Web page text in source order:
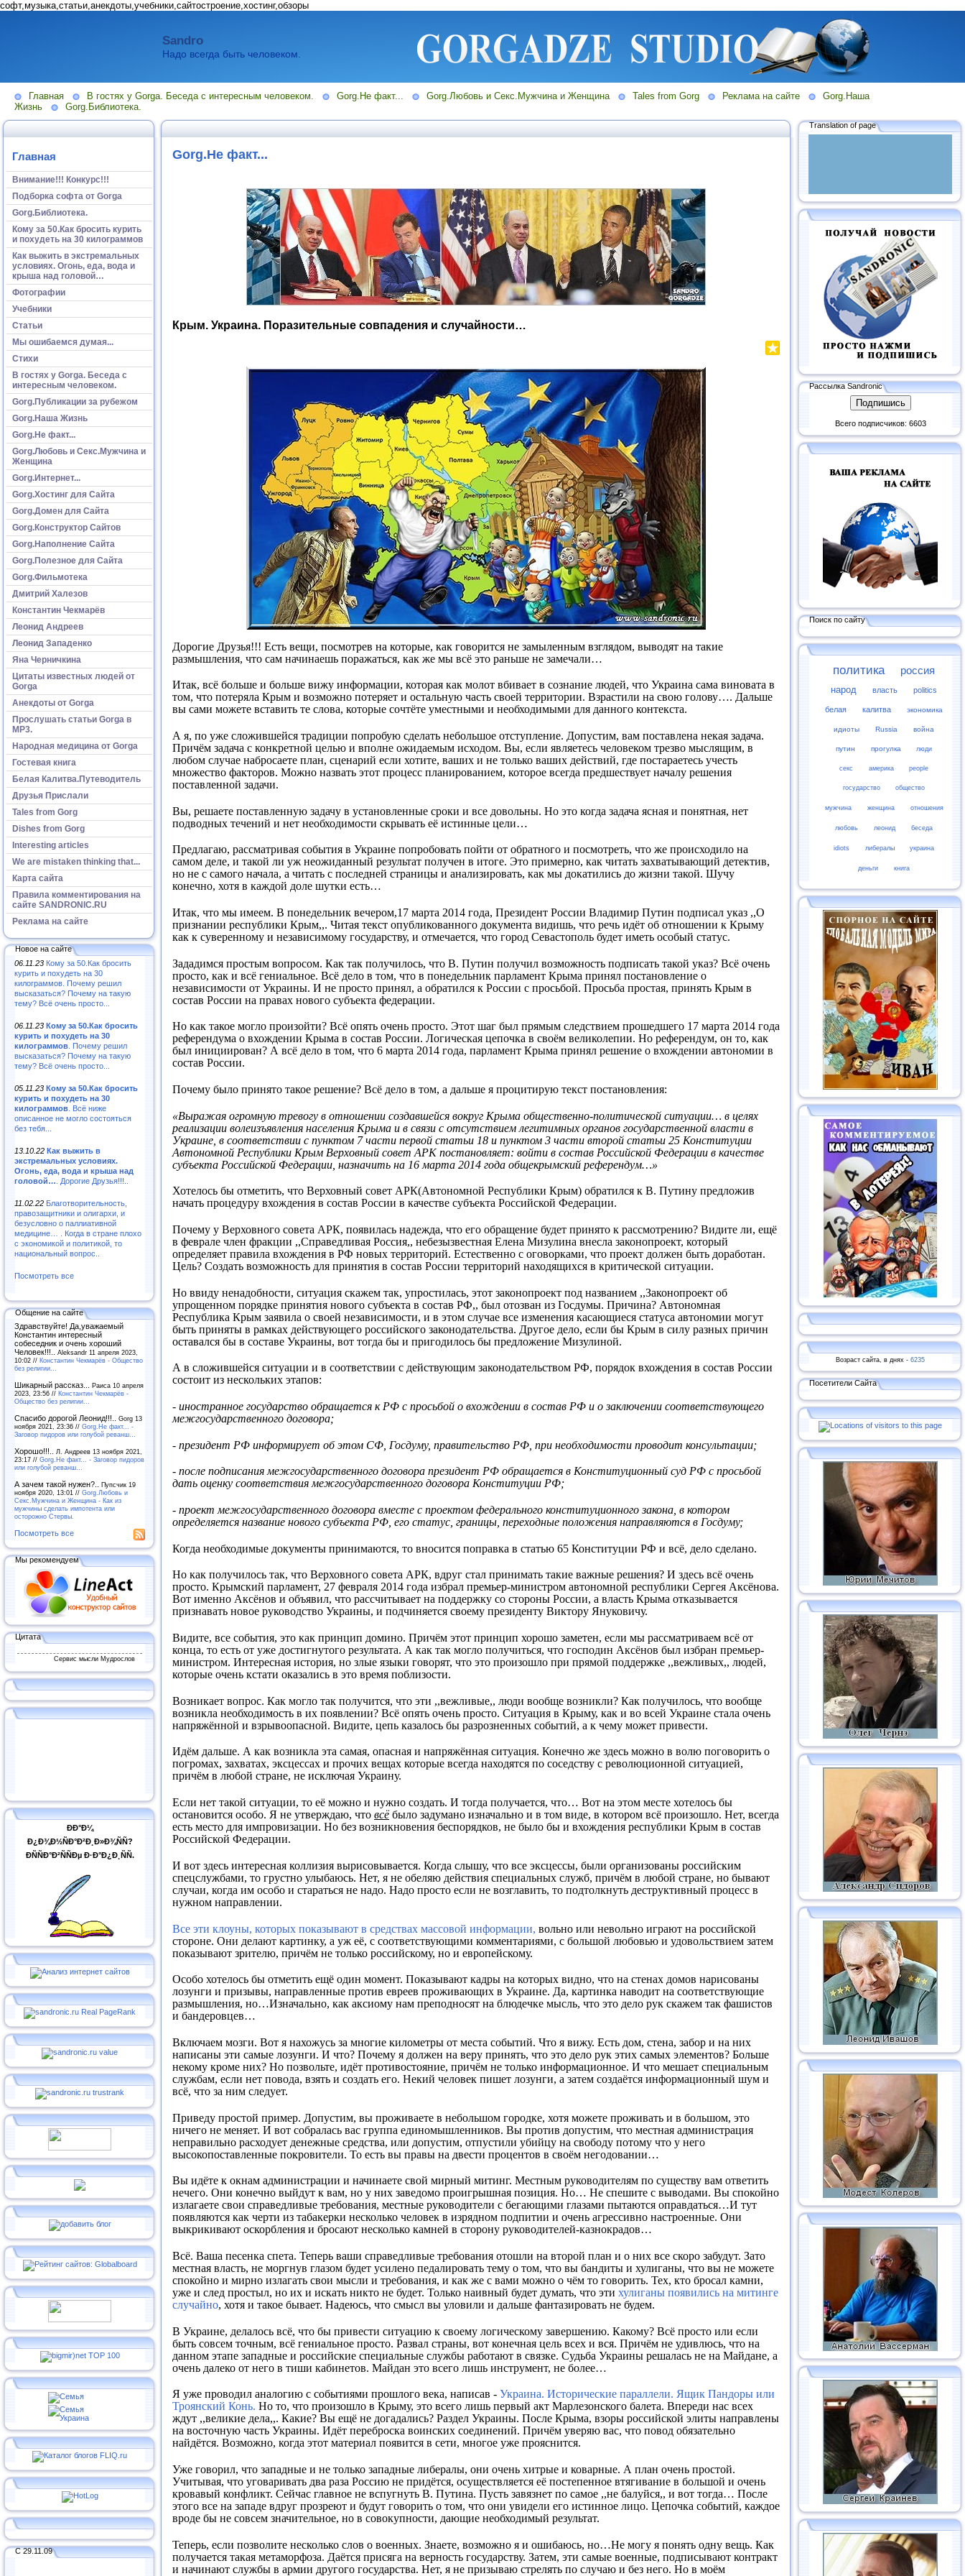
софт,музыка,статьи,анекдоты,учебники,сайтостроение,хостинг,обзоры
Sandro
Надо всегда быть человеком.
Главная В гостях у Gorga. Беседа с интересным человеком. Gorg.Не факт... Gorg.Любовь и Секс.Мужчина и Женщина Tales from Gorg Реклама на сайте
Gorg.Наша
Жизнь
Gorg.Библиотека.
Главная
Внимание!!! Конкурс!!!
Подборка софта от Gorga
Gorg.Библиотека.
Кому за 50.Как бросить курить
и похудеть на 30 килограммов
Как выжить в экстремальных
условиях. Огонь, еда, вода и
крыша над головой…
Фотографии
Учебники
Статьи
Мы ошибаемся думая...
Стихи
В гостях у Gorga. Беседа с
интересным человеком.
Gorg.Публикации за рубежом
Gorg.Наша Жизнь
Gorg.Не факт...
Gorg.Любовь и Секс.Мужчина и
Женщина
Gorg.Интернет...
Gorg.Хостинг для Сайта
Gorg.Домен для Сайта
Gorg.Конструктор Сайтов
Gorg.Наполнение Сайта
Gorg.Полезное для Сайта
Gorg.Фильмотека
Дмитрий Халезов
Константин Чекмарёв
Леонид Андреев
Леонид Западенко
Яна Черничкина
Цитаты известных людей от
Gorga
Анекдоты от Gorga
Прослушать статьи Gorga в
МР3.
Народная медицина от Gorga
Гостевая книга
Белая Калитва.Путеводитель
Друзья Прислали
Tales from Gorg
Dishes from Gorg
Interesting articles
We are mistaken thinking that...
Карта сайта
Правила комментирования на
сайте SANDRONIC.RU
Реклама на сайте
Новое на сайте
06.11.23 Кому за 50.Как бросить
курить и похудеть на 30
килограммов. Почему решил
высказаться? Почему на такую
тему? Всё очень просто...
06.11.23 Кому за 50.Как бросить
курить и похудеть на 30
килограммов . Почему решил
высказаться? Почему на такую
тему? Всё очень просто...
05.11.23 Кому за 50.Как бросить
курить и похудеть на 30
килограммов . Всё ниже
описанное не могло состояться
без тебя...
13.10.22 Как выжить в
экстремальных условиях.
Огонь, еда, вода и крыша над
головой… . Дорогие Друзья!!!..
11.02.22 Благотворительность,
правозащитники и олигархи, и
безусловно о паллиативной
медицине… . Когда в стране плохо
с экономикой и политикой, то
национальный вопрос..
Посмотреть все
Общение на сайте
Здравствуйте! Да,уважаемый
Константин интересный
собеседник и очень хороший
Человек!!!.. Aleksandr 11 апреля 2023,
10:02 // Константин Чекмарёв - Общество
без религии...
Шикарный рассказ... Раиса 10 апреля
2023, 23:56 // Константин Чекмарёв -
Общество без религии...
Спасибо дорогой Леонид!!!.. Gorg 13
ноября 2021, 23:36 // Gorg.Не факт... -
Заговор пидоров или голубой реванш…
Хорошо!!!..
Л. Андреев 13 ноября 2021,
23:17 // Gorg.Не факт... - Заговор пидоров
или голубой реванш…
А зачем такой нужен?.. Пупсчик 19
ноября 2020, 13:01 // Gorg.Любовь и
Секс.Мужчина и Женщина - Как из
мужчины сделать импотента или
осторожно Стервы.
Посмотреть все
Мы рекомендуем
Цитата
Сервис мысли Мудрослов
ÐÐ°Ð¼
Ð¿Ð¾Ð½ÑÐ°Ð²Ð¸Ð»Ð¾ÑÑ?
ÐÑÑÐ°Ð²ÑÑÐµ Ð·Ð°Ð¿Ð¸ÑÑ.
С 29.11.09
Gorg.Не факт...
Крым. Украина. Поразительные совпадения и случайности…
Дорогие Друзья!!! Есть вещи, посмотрев на которые, как говорится не замыленным взглядом, выводят на такие
размышления, что сам начинаешь поражаться, как же мы всё это раньше не замечали…
Итак, всё больше и больше вижу информации, которая как молот вбивает в сознание людей, что Украина сама виновата в
том, что потеряла Крым и возможно потеряет и остальную часть своей территории. Взрастили на свою голову…. Дальше
вы сами можете вставить те слова, которые сочтёте уместными и необходимыми для данного контекста.
А я, по уже сложившейся традиции попробую сделать небольшое отступление. Допустим, вам поставлена некая задача.
Причём задача с конкретной целью и вполне ожидаемым исходом. Вы, если являетесь человеком трезво мыслящим, в
любом случае набросаете план, сценарий если хотите, ваших и не только ваших действий, где постараетесь учесть
множество факторов. Можно назвать этот процесс планированием, которое всегда предшествует началу решения
поставленной задачи.
Вы, решаете поставленную задачу в установленные сроки и все довольны. Но это когда задача ясная и понятная, нет
подводных течений и нет необходимости скрывать её истинные цели…
Предлагаю, рассматривая события в Украине попробовать пойти от обратного и посмотреть, что же происходило на
самом деле, и такой ли уж неожиданный результат получен в итоге. Это примерно, как читать захватывающий детектив,
но не с самого начала, а читать с последней страницы и анализировать, как мы докатились до жизни такой. Шучу
конечно, хотя в каждой доле шутки есть…
Итак, что мы имеем. В понедельник вечером,17 марта 2014 года, Президент России Владимир Путин подписал указ ,,О
признании республики Крым,,. Читая текст опубликованного документа видишь, что речь идёт об отношении к Крыму
как к суверенному и независимому государству, и отмечается, что город Севастополь будет иметь особый статус.
Зададимся простым вопросом. Как так получилось, что В. Путин получил возможность подписать такой указ? Всё очень
просто, как и всё гениальное. Всё дело в том, что в понедельник парламент Крыма принял постановление о
независимости от Украины. И не просто принял, а обратился к России с просьбой. Просьба простая, принять Крым в
состав России на правах нового субъекта федерации.
Но как такое могло произойти? Всё опять очень просто. Этот шаг был прямым следствием прошедшего 17 марта 2014 года
референдума о вхождении Крыма в состав России. Логическая цепочка в своём великолепии. Но референдум, он то, как
был инициирован? А всё дело в том, что 6 марта 2014 года, парламент Крыма принял решение о вхождении автономии в
состав России.
Почему было принято такое решение? Всё дело в том, а дальше я процитирую текст постановления:
«Выражая огромную тревогу в отношении создавшейся вокруг Крыма общественно-политической ситуации… в целях
реализации волеизъявления населения Крыма и в связи с отсутствием легитимных органов государственной власти в
Украине, в соответствии с пунктом 7 части первой статьи 18 и пунктом 3 части второй статьи 25 Конституции
Автономной Республики Крым Верховный совет АРК постановляет: войти в состав Российской Федерации в качестве
субъекта Российской Федерации, назначить на 16 марта 2014 года общекрымский референдум…»
Хотелось бы отметить, что Верховный совет АРК(Автономной Республики Крым) обратился к В. Путину предложив
начать процедуру вхождения в состав России в качестве субъекта Российской Федерации.
Почему у Верховного совета АРК, появилась надежда, что его обращение будет принято к рассмотрению? Видите ли, ещё
в феврале член фракции ,,Справедливая Россия,, небезызвестная Елена Мизулина внесла законопроект, который
определяет правила вхождения в РФ новых территорий. Естественно с оговорками, что проект должен быть доработан.
Цель? Создать возможность для принятия в состав России территорий находящихся в критической ситуации.
Но ввиду ненадобности, ситуация скажем так, упростилась, этот законопроект под названием ,,Законопроект об
упрощенном порядке принятия нового субъекта в состав РФ,, был отозван из Госдумы. Причина? Автономная
Республика Крым заявила о своей независимости, и в этом случае все изменения касающиеся статуса автономии могут
быть приняты в рамках действующего российского законодательства. Другое дело, если бы Крым в силу разных причин
оставался бы в составе Украины, вот тогда бы и пригодилось бы предложение Мизулиной.
А в сложившейся ситуации и в соответствии с действующим законодательством РФ, порядок вхождения в состав России
состоит из нескольких этапов:
- иностранное государство обращается к РФ с просьбой о вхождении в состав РФ и о заключении соответствующего
межгосударственного договора;
- президент РФ информирует об этом СФ, Госдуму, правительство РФ, при необходимости проводит консультации;
- после подписания межгосударственного договора президент РФ обращается в Конституционный суд РФ с просьбой
дать оценку соответствия межгосударственного договора Конституции РФ;
- проект межгосударственного договора вместе с проектом федерального конституционного закона, в котором
определяется название нового субъекта РФ, его статус, границы, переходные положения направляются в Госдуму;
Когда необходимые документы принимаются, то вносится поправка в статью 65 Конституции РФ и всё, дело сделано.
Но как получилось так, что Верховного совета АРК, вдруг стал принимать такие важные решения? И здесь всё очень
просто. Крымский парламент, 27 февраля 2014 года избрал премьер-министром автономной республики Сергея Аксёнова.
Вот именно Аксёнов и объявил, что рассчитывает на поддержку со стороны России, а власть Крыма отказывается
признавать новое руководство Украины, и подчиняется своему президенту Виктору Януковичу.
Видите, все события, это как принцип домино. Причём этот принцип хорошо заметен, если мы рассматриваем всё от
конца, то есть от уже достигнутого результата. А как так могло получиться, что господин Аксёнов был избран премьер-
министром. Интересная история, но злые языки говорят, что это произошло при прямой поддержке ,,вежливых,, людей,
которые очень кстати оказались в это время поблизости.
Возникает вопрос. Как могло так получится, что эти ,,вежливые,, люди вообще возникли? Как получилось, что вообще
возникла необходимость в их появлении? Всё опять очень просто. Ситуация в Крыму, как и во всей Украине стала очень
напряжённой и взрывоопасной. Видите, цепь казалось бы разрозненных событий, а к чему может привести.
Идём дальше. А как возникла эта самая, опасная и напряжённая ситуация. Конечно же здесь можно в волю поговорить о
погромах, захватах, эксцессах и прочих вещах которые всегда находятся по соседству с революционной ситуацией,
причём в любой стране, не исключая Украину.
Если нет такой ситуации, то её можно и нужно создать. И тогда получается, что… Вот на этом месте хотелось бы
остановится особо. Я не утверждаю, что всёбыло задумано изначально и в том виде, в котором всё произошло. Нет, всегда
есть место для импровизации. Но без возникновения беспорядков, не было бы и вхождения республики Крым в состав
Российской Федерации.
И вот здесь интересная коллизия вырисовывается. Когда слышу, что все эксцессы, были организованы российским
спецслужбами, то грустно улыбаюсь. Нет, я не обеляю действия специальных служб, причём в любой стране, но бывают
случаи, когда им особо и стараться не надо. Надо просто если не возглавить, то подтолкнуть деструктивный процесс в
нужном направлении.
Все эти клоуны, которых показывают в средствах массовой информации, вольно или невольно играют на российской
стороне. Они делают картинку, а уж её, с соответствующими комментариями, с большой любовью и удовольствием затем
показывают зрителю, причём не только российскому, но и европейскому.
Особо хотелось бы отметить ещё один момент. Показывают кадры на которых видно, что на стенах домов нарисованы
лозунги и призывы, направленные против евреев проживающих в Украине. Да, картинка наводит на соответствующие
размышления, но…Изначально, как аксиому нам преподносят на блюдечке мысль, что это дело рук скажем так фашистов
и бандеровцев…
Включаем мозги. Вот я нахожусь за многие километры от места событий. Что я вижу. Есть дом, стена, забор и на них
написаны эти самые лозунги. И что? Почему я должен на веру принять, что это дело рук этих самых элементов? Больше
некому кроме них? Но позвольте, идёт противостояние, причём не только информационное. И что мешает специальным
службам, если нет повода, взять и создать его. Некий человек пишет лозунги, а затем создаётся информационный шум и
всё, что за ним следует.
Приведу простой пример. Допустим, вы проживаете в небольшом городке, хотя можете проживать и в большом, это
ничего не меняет. И вот собралась вас группа единомышленников. Вы против допустим, что местная администрация
неправильно расходует денежные средства, или допустим, отпустили убийцу на свободу потому что у него
высокопоставленные покровители. То есть вы правы на двести процентов в своём негодовании…
Вы идёте к окнам администрации и начинаете свой мирный митинг. Местным руководителям по существу вам ответить
нечего. Они конечно выйдут к вам, но у них заведомо проигрышная позиция. Но… Не спешите с выводами. Вы спокойно
излагаете свои справедливые требования, местные руководители с бегающими глазами пытаются оправдаться…И тут
появляются как черти из табакерки несколько человек в изрядном подпитии и очень агрессивно настроенные. Они
выкрикивают оскорбления и бросают несколько камней в сторону руководителей-казнокрадов…
Всё. Ваша песенка спета. Теперь ваши справедливые требования отошли на второй план и о них все скоро забудут. Зато
местная власть, не моргнув глазом будет усилено педалировать тему о том, что вы бандиты и хулиганы, что вы не можете
спокойно и мирно излагать свои мысли и требования, и как же с вами можно о чём то говорить. Тех, кто бросал камни,
уже и след простыл, но их и искать никто не будет. Только наивный будет думать, что эти хулиганы появились на митинге
случайно, хотя и такое бывает. Надеюсь, что смысл вы уловили и дальше фантазировать не будем.
В Украине, делалось всё, что бы привести ситуацию к своему логическому завершению. Какому? Всё просто или если
быть совсем точным, всё гениальное просто. Развал страны, вот конечная цель всех и вся. Причём не удивлюсь, что на
данном этапе западные и российские специальные службы работают в связке. Судьба Украины решалась не на Майдане, а
очень далеко от него в тиши кабинетов. Майдан это всего лишь инструмент, не более…
Я уже проводил аналогию с событиями прошлого века, написав - Украина. Исторические параллели. Ящик Пандоры или
Троянский Конь. Но то, что произошло в Крыму, это всего лишь первый акт Марлезонского балета. Впереди нас всех
ждут ,,великие дела,,. Какие? Вы ещё не догадались? Раздел Украины. После Крыма, взоры российской элиты направлены
на восточную часть Украины. Идёт переброска воинских соединений. Причём уверяю вас, что повод обязательно
найдётся. Возможно, когда этот материал появится в сети, многое уже прояснится.
Уже говорил, что западные и не только западные либералы, они очень хитрые и коварные. А план очень простой.
Учитывая, что уговаривать два раза Россию не придётся, осуществляется её постепенное втягивание в большой и очень
кровавый конфликт. Сейчас главное не вспугнуть В. Путина. Пусть завязнет по самое ,,не балуйся,, и вот тогда… После
этого все на западе вдруг прозреют и будут говорить о том, что они увидели его истинное лицо. Цепочка событий, каждое
вроде бы не совсем значительное, но в совокупности, дающие необходимый результат.
Теперь, если позволите несколько слов о военных. Знаете, возможно я и ошибаюсь, но…Не могу я понять одну вещь. Как
получается такая метаморфоза. Даётся присяга на верность государству. Затем, эти самые военные, подписывают контракт
и начинают службы в армии другого государства. Нет, я не призываю стрелять по случаю и без него. Но в моём
Translation of page
Рассылка Sandronic
Всего подписчиков: 6603
Поиск по сайту
политика россия
народ власть politics
белая калитва экономика
идиоты Russia война
путин прогулка люди
секс америка people
государство общество
мужчина женщина отношения
любовь леонид беседа
idiots либералы украина
деньги книга
Возраст сайта, в днях - 6235
Посетители Сайта